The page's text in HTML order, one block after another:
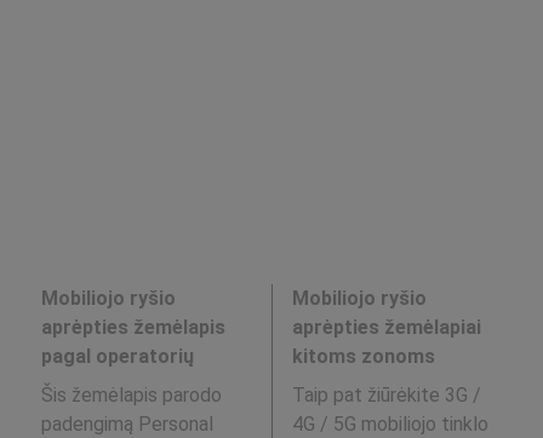
Mobiliojo ryšio
aprėpties žemėlapis
pagal operatorių
Šis žemėlapis parodo
padengimą Personal
Mobiliojo ryšio
aprėpties žemėlapiai
kitoms zonoms
Taip pat žiūrėkite 3G /
4G / 5G mobiliojo tinklo